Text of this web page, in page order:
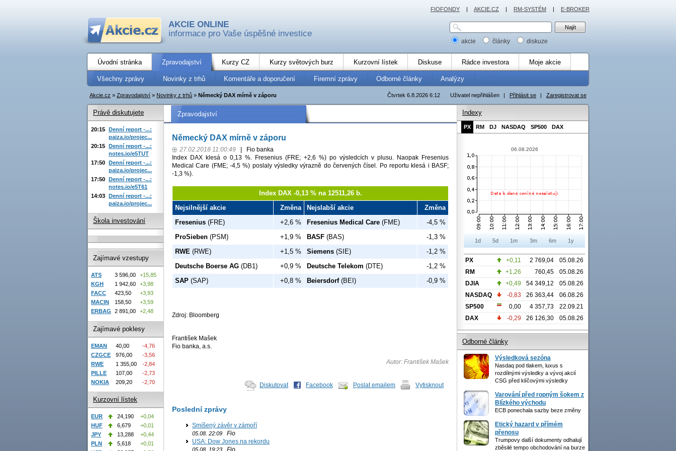
AKCIE ONLINE
informace pro Vaše úspěšné investice
akcie články diskuze
Úvodní stránka Zpravodajství Kurzy CZ Kurzy světových burz Kurzovní lístek Diskuse Rádce investora Moje akcie
Všechny zprávy Novinky z trhů Komentáře a doporučení Firemní zprávy Odborné články Analýzy
Uživatel nepřihlášen | Přihlásit se | Zaregistrovat se
Čtvrtek 6.8.2026 6:12
Akcie.cz » Zpravodajství » Novinky z trhů » Německý DAX mírně v záporu
Zpravodajství
Německý DAX mírně v záporu
27.02.2018 11:00:49
Fio banka
Index DAX klesá o 0,13 %. Fresenius (FRE; +2,6 %) po výsledcích v plusu. Naopak Fresenius
Medical Care (FME; -4,5 %) poslaly výsledky výrazně do červených čísel. Po reportu klesá i BASF;
-1,3 %).
Index DAX -0,13 % na 12511,26 b.
Nejsilnější akcie
Změna Nejslabší akcie
Změna
Fresenius (FRE) +2,6 % Fresenius Medical Care (FME)
-4,5 %
ProSieben (PSM) +1,9 % BASF (BAS)
-1,3 %
RWE (RWE) +1,5 % Siemens (SIE)
-1,2 %
Deutsche Boerse AG (DB1) +0,9 % Deutsche Telekom (DTE)
-1,2 %
SAP (SAP) +0,8 % Beiersdorf(BEI) -0,9 %
Zdroj: Bloomberg
František Mašek
Fio banka, a.s.
Autor: František Mašek
Diskutovat Facebook Poslat emailem Vytisknout
Poslední zprávy
Smíšený závěr v zámoří
05.08. 22:09 Fio
USA: Dow Jones na rekordu
05.08. 19:23 Fio
Právě diskutujete
20:15 Denní report -...:
paiza.io/projec...
20:15 Denní report -...:
notes.io/e5TUT
17:50 Denní report -...:
paiza.io/projec...
17:50 Denní report -...:
notes.io/e5T61
14:03 Denní report -...:
paiza.io/projec...
Škola investování
Zajímavé vzestupy
ATS 3 596,00
+15,85
KGH
1 942,60
+3,98
FACC
423,50
+3,93
MACIN
158,50
+3,59
ERBAG
2 891,00 +2,48
Zajímavé poklesy
EMAN 40,00
-4,76
CZGCE
976,00
-3,56
RWE
1 355,00
-2,84
PILLE
107,00
-2,73
NOKIA
209,20 -2,70
Kurzovní lístek
EUR 24,190
+0,04
HUF
6,679
+0,01
JPY
13,288
+0,44
PLN
5,618
+0,01
Indexy
PX RM DJ NASDAQ SP500 DAX
06.08.2026
1d 5d 1m 3m 6m 1y
PX +0,11 2 769,04
05.08.26
RM
+1,26 760,45
05.08.26
DJIA
+0,49 54 349,12
05.08.26
NASDAQ
-0,83 26 363,44
06.08.26
SP500
0,00 4 357,73
22.09.21
DAX
-0,29 26 126,30 05.08.26
Odborné články
Výsledková sezóna
Nasdaq pod tlakem, luxus s
rozdílnými výsledky a vývoj akcií
CSG před klíčovými výsledky
Varování před ropným šokem z
Blízkého východu
ECB ponechala sazby beze změny
Etický hazard v přímém
přenosu
Trumpovy další dokumenty odhalují
zběsilé tempo obchodování na burze
FIOFONDY | AKCIE.CZ | RM-SYSTÉM | E-BROKER